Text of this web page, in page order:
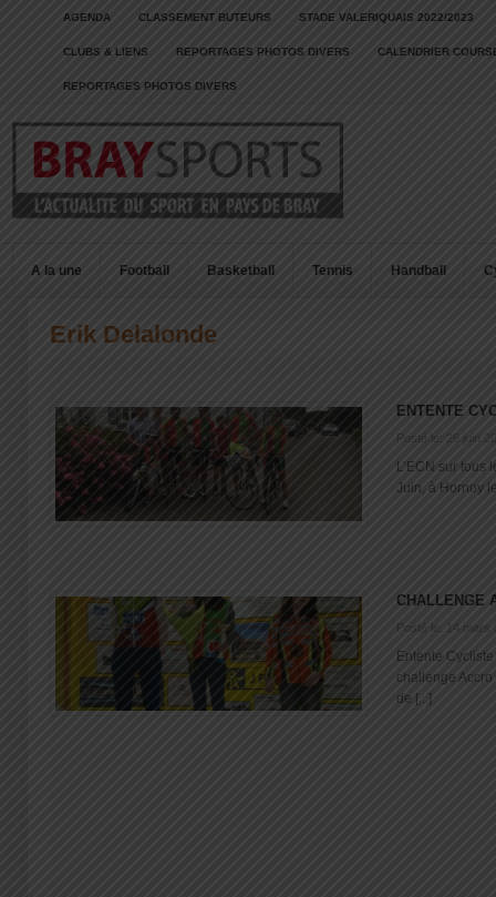
AGENDA CLASSEMENT BUTEURS STADE VALERIQUAIS 2022/2023
CLUBS & LIENS REPORTAGES PHOTOS DIVERS CALENDRIER
REPORTAGES PHOTOS DIVERS
A la une Football Basketball Tennis Handball
Erik Delalonde
ENTENTE
Posté le: 26 juin
L’ECN sur tous
Juin, à Hornoy
CHALLENGE
Posté le: 14 mars
Entente
challenge
de [...]